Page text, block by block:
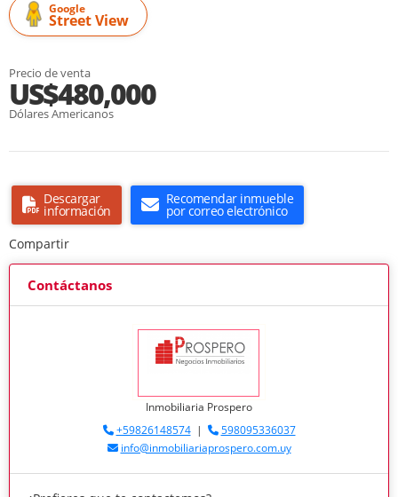
Google
Street View
Precio de venta
US$480,000
Dólares Americanos
Descargar
información
Recomendar inmueble
por correo electrónico
Compartir
Contáctanos
Inmobiliaria Prospero
+59826148574|
598095336037
info@inmobiliariaprospero.com.uy